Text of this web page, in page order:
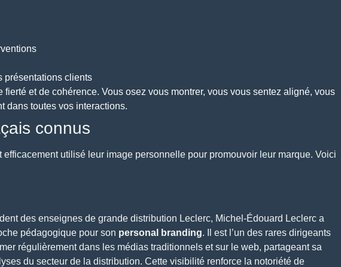
présentations clients
fierté et de cohérence. Vous osez vous montrer, vous vous sentez aligné, vous
dans toutes vos interactions.
connus
efficacement utilisé leur image personnelle pour promouvoir leur marque. Voici
des enseignes de grande distribution Leclerc, Michel-Édouard Leclerc a
pédagogique pour son personal branding. Il est l’un des rares dirigeants
régulièrement dans les médias traditionnels et sur le web, partageant sa
du secteur de la distribution. Cette visibilité renforce la notoriété de